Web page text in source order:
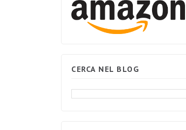
CERCA NEL BLOG